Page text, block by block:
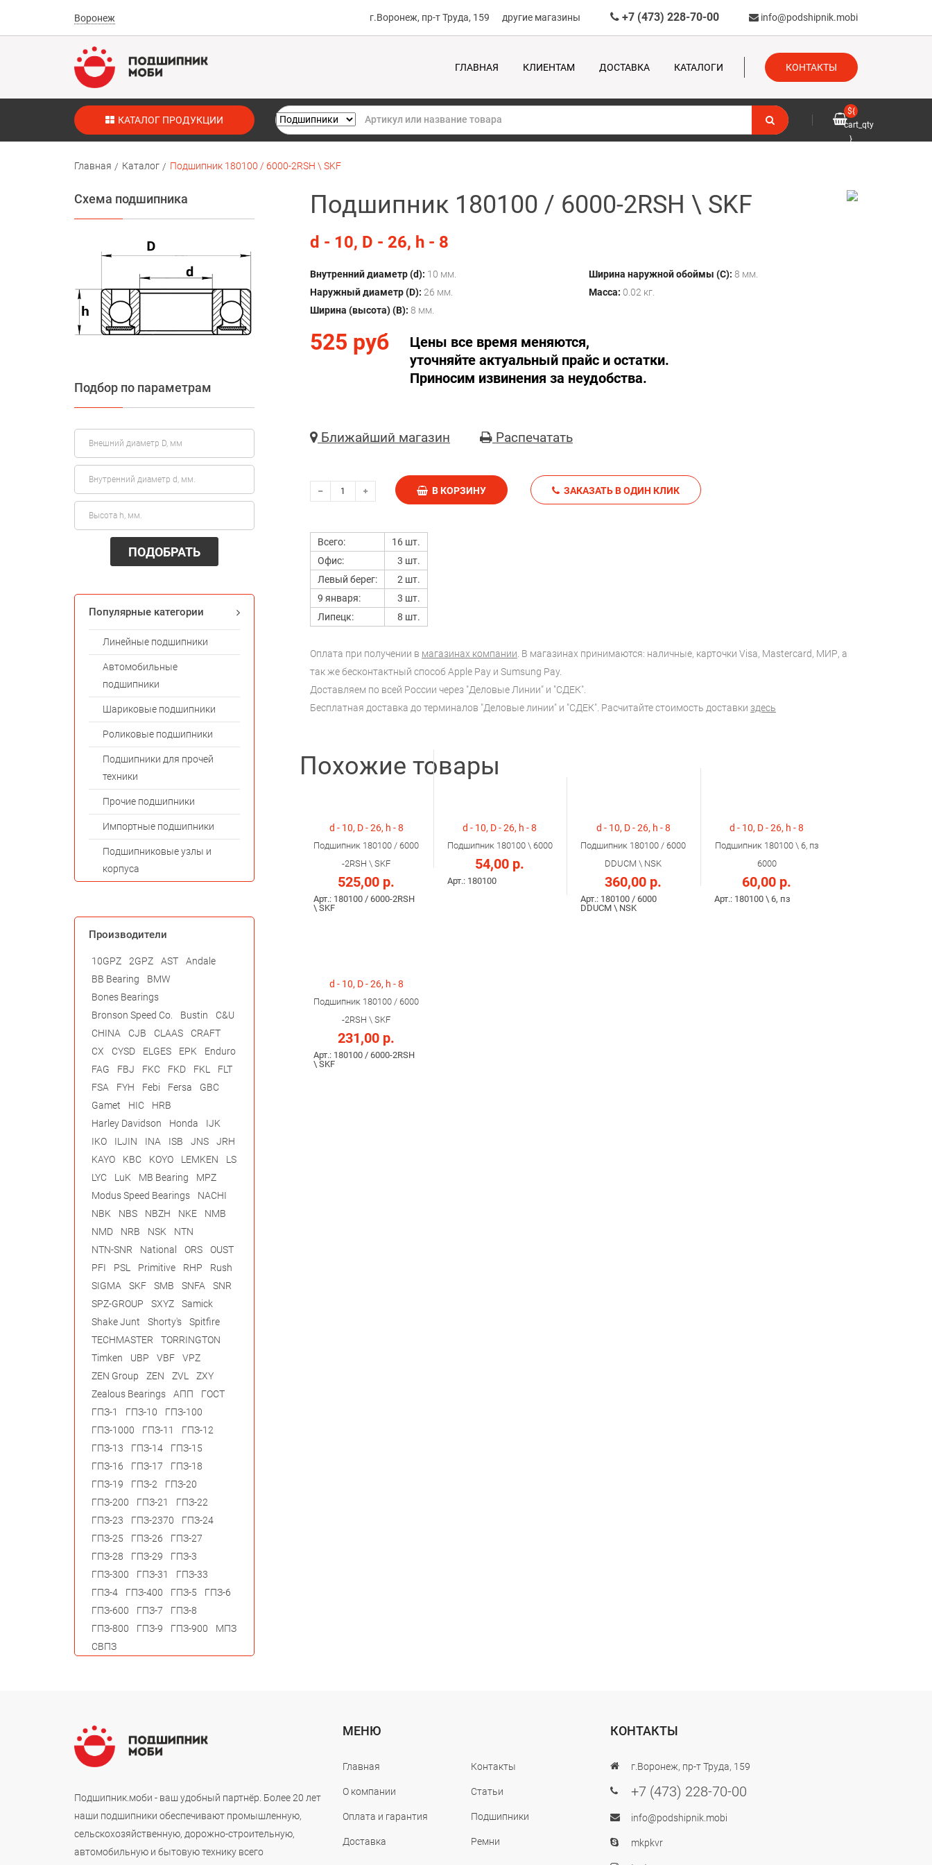
Воронеж г.Воронеж, пр-т Труда, 159 другие магазины +7 (473) 228-70-00 info@podshipnik.mobi
ГЛАВНАЯ КЛИЕНТАМ ДОСТАВКА КАТАЛОГИ КОНТАКТЫ
КАТАЛОГ ПРОДУКЦИИ
${
cart_qty
}
Главная Каталог Подшипник 180100 / 6000-2RSH \ SKF
Подшипник 180100 / 6000-2RSH \ SKF
d - 10, D - 26, h - 8
Внутренний диаметр (d): 10 мм.
Наружный диаметр (D): 26 мм.
Ширина (высота) (B): 8 мм.
Ширина наружной обоймы (C): 8 мм.
Масса: 0.02 кг.
525 руб
Цены все время меняются,
уточняйте актуальный прайс и остатки.
Приносим извинения за неудобства.
Ближайший магазин Распечатать
В КОРЗИНУ ЗАКАЗАТЬ В ОДИН КЛИК
Всего:
16 шт.
Офис:
3 шт.
Левый берег:
2 шт.
9 января:
3 шт.
Липецк:
8 шт.
Оплата при получении в магазинах компании. В магазинах принимаются: наличные, карточки Visa, Mastercard, МИР, а
так же бесконтактный способ Apple Pay и Sumsung Pay.
Доставляем по всей России через "Деловые Линии" и "СДЕК".
Бесплатная доставка до терминалов "Деловые линии" и "СДЕК". Расчитайте стоимость доставки здесь
Похожие товары
d - 10, D - 26, h - 8
Подшипник 180100 / 6000
-2RSH \ SKF
525,00 р.
Арт.: 180100 / 6000-2RSH
\ SKF
d - 10, D - 26, h - 8
Подшипник 180100 \ 6000
54,00 р.
Арт.: 180100
d - 10, D - 26, h - 8
Подшипник 180100 / 6000
DDUCM \ NSK
360,00 р.
Арт.: 180100 / 6000
DDUCM \ NSK
d - 10, D - 26, h - 8
Подшипник 180100 \ 6, пз
6000
60,00 р.
Арт.: 180100 \ 6, пз
d - 10, D - 26, h - 8
Подшипник 180100 / 6000
-2RSH \ SKF
231,00 р.
Арт.: 180100 / 6000-2RSH
\ SKF
Схема подшипника
Подбор по параметрам
ПОДОБРАТЬ
Популярные категории
Линейные подшипники
Автомобильные
подшипники
Шариковые подшипники
Роликовые подшипники
Подшипники для прочей
техники
Прочие подшипники
Импортные подшипники
Подшипниковые узлы и
корпуса
Производители
10GPZ 2GPZ AST
Andale
BB Bearing
BMW
Bones Bearings
Bronson Speed Co.
Bustin
C&U
CHINA
CJB CLAAS
CRAFT
CX
CYSD ELGES EPK
Enduro
FAG
FBJ FKC FKD FKL
FLT
FSA
FYH Febi Fersa
GBC
Gamet
HIC
HRB
Harley Davidson
Honda
IJK
IKO
ILJIN INA ISB JNS
JRH
KAYO
KBC KOYO LEMKEN
LS
LYC
LuK MB Bearing
MPZ
Modus Speed Bearings
NACHI
NBK
NBS NBZH NKE
NMB
NMD
NRB NSK
NTN
NTN-SNR
National ORS
OUST
PFI
PSL Primitive RHP
Rush
SIGMA
SKF SMB SNFA
SNR
SPZ-GROUP
SXYZ
Samick
Shake Junt
Shorty's
Spitfire
TECHMASTER
TORRINGTON
Timken
UBP VBF
VPZ
ZEN Group
ZEN ZVL
ZXY
Zealous Bearings
АПП
ГОСТ
ГПЗ-1
ГПЗ-10
ГПЗ-100
ГПЗ-1000
ГПЗ-11
ГПЗ-12
ГПЗ-13
ГПЗ-14
ГПЗ-15
ГПЗ-16
ГПЗ-17
ГПЗ-18
ГПЗ-19
ГПЗ-2
ГПЗ-20
ГПЗ-200
ГПЗ-21
ГПЗ-22
ГПЗ-23
ГПЗ-2370
ГПЗ-24
ГПЗ-25
ГПЗ-26
ГПЗ-27
ГПЗ-28
ГПЗ-29
ГПЗ-3
ГПЗ-300
ГПЗ-31
ГПЗ-33
ГПЗ-4
ГПЗ-400 ГПЗ-5
ГПЗ-6
ГПЗ-600
ГПЗ-7
ГПЗ-8
ГПЗ-800
ГПЗ-9 ГПЗ-900
МПЗ
СВПЗ
Подшипник.моби - ваш удобный партнёр. Более 20 лет
наши подшипники обеспечивают промышленную,
сельскохозяйственную, дорожно-строительную,
автомобильную и бытовую технику всего
МЕНЮ
Главная
О компании
Оплата и гарантия
Доставка
Контакты
Статьи
Подшипники
Ремни
КОНТАКТЫ
г.Воронеж, пр-т Труда, 159
+7 (473) 228-70-00
info@podshipnik.mobi
mkpkvr